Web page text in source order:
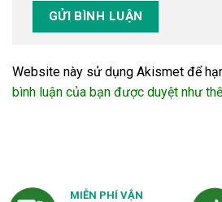
Website này sử dụng Akismet để
bình luận của bạn được duyệt như
MIỄN PHÍ VẬN